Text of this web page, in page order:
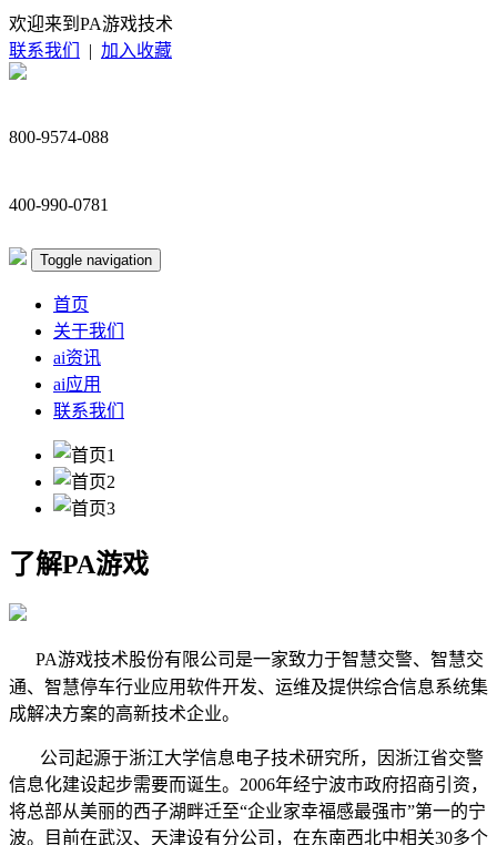
欢迎来到PA游戏技术
联系我们
| 加入收藏
800-9574-088
400-990-0781
Toggle navigation
首页
关于我们
ai资讯
ai应用
联系我们
了解PA游戏
PA游戏技术股份有限公司是一家致力于智慧交警、智慧交
通、智慧停车行业应用软件开发、运维及提供综合信息系统集
成解决方案的高新技术企业。
公司起源于浙江大学信息电子技术研究所，因浙江省交警
信息化建设起步需要而诞生。2006年经宁波市政府招商引资，
将总部从美丽的西子湖畔迁至“企业家幸福感最强市”第一的宁
波。目前在武汉、天津设有分公司，在东南西北中相关30多个